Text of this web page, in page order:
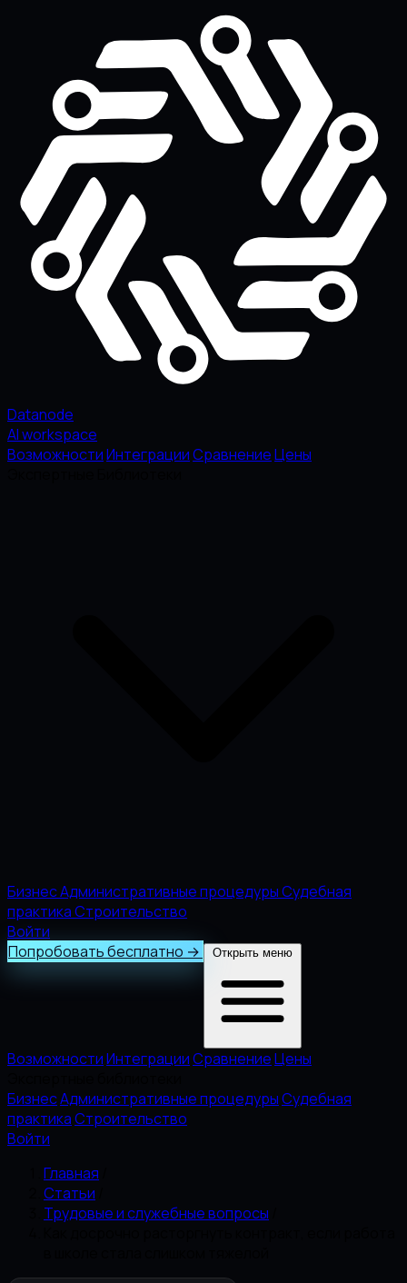
Datanode
AI workspace
ВозможностиИнтеграцииСравнениеЦены
БизнесАдминистративные процедурыСудебная
практикаСтроительство
Войти
Попробовать бесплатно → Открыть меню
ВозможностиИнтеграцииСравнениеЦены
БизнесАдминистративные процедурыСудебная
практикаСтроительство
Войти
Главная
Статьи
Трудовые и служебные вопросы